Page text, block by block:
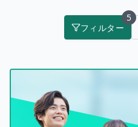
フィルター
5